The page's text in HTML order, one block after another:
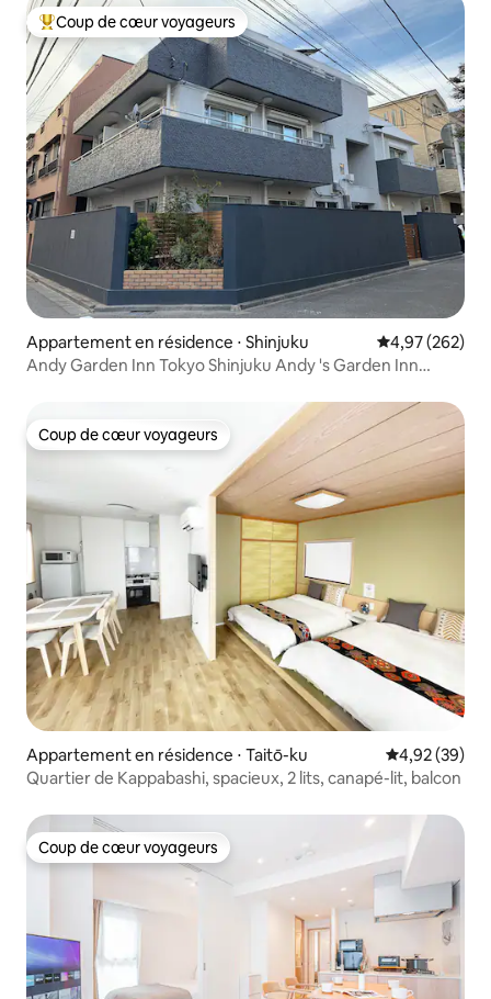
Coups de cœur voyageurs les plus appréciés
Coup de cœur voyageurs
Appartement en résidence ⋅ Shinjuku Évaluation
4,97 (262)
Andy Garden Inn Tokyo Shinjuku Andy 's Garden Inn
Coup de cœur voyageurs
Coup de cœur voyageurs
Appartement en résidence ⋅ Taitō-ku Évaluation
4,92 (39)
Quartier de Kappabashi, spacieux, 2 lits, canapé-lit, balcon
Coup de cœur voyageurs
Coup de cœur voyageurs